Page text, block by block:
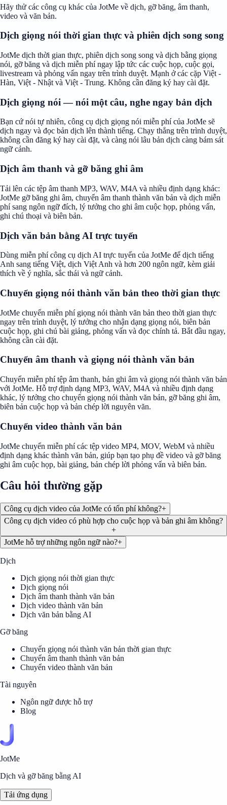
Hãy thử các công cụ khác của JotMe về dịch, gỡ băng, âm thanh,
video và văn bản.
Dịch giọng nói thời gian thực và phiên dịch song song
JotMe dịch thời gian thực, phiên dịch song song và dịch bằng giọng
nói, gỡ băng và dịch miễn phí ngay lập tức các cuộc họp, cuộc gọi,
livestream và phỏng vấn ngay trên trình duyệt. Mạnh ở các cặp Việt -
Hàn, Việt - Nhật và Việt - Trung. Không cần đăng ký hay cài đặt.
Dịch giọng nói — nói một câu, nghe ngay bản dịch
Bạn cứ nói tự nhiên, công cụ dịch giọng nói miễn phí của JotMe sẽ
dịch ngay và đọc bản dịch lên thành tiếng. Chạy thẳng trên trình duyệt,
không cần đăng ký hay cài đặt, và càng nói lâu bản dịch càng bám sát
ngữ cảnh.
Dịch âm thanh và gỡ băng ghi âm
Tải lên các tệp âm thanh MP3, WAV, M4A và nhiều định dạng khác:
JotMe gỡ băng ghi âm, chuyển âm thanh thành văn bản và dịch miễn
phí sang ngôn ngữ đích, lý tưởng cho ghi âm cuộc họp, phỏng vấn,
ghi chú thoại và biên bản.
Dịch văn bản bằng AI trực tuyến
Dùng miễn phí công cụ dịch AI trực tuyến của JotMe để dịch tiếng
Anh sang tiếng Việt, dịch Việt Anh và hơn 200 ngôn ngữ, kèm giải
thích về ý nghĩa, sắc thái và ngữ cảnh.
Chuyển giọng nói thành văn bản theo thời gian thực
JotMe chuyển miễn phí giọng nói thành văn bản theo thời gian thực
ngay trên trình duyệt, lý tưởng cho nhận dạng giọng nói, biên bản
cuộc họp, ghi chú bài giảng, phỏng vấn và đọc chính tả. Bắt đầu ngay,
không cần cài đặt.
Chuyển âm thanh và giọng nói thành văn bản
Chuyển miễn phí tệp âm thanh, bản ghi âm và giọng nói thành văn bản
với JotMe. Hỗ trợ định dạng MP3, WAV, M4A và nhiều định dạng
khác, lý tưởng cho chuyển giọng nói thành văn bản, gỡ băng ghi âm,
biên bản cuộc họp và bản chép lời nguyên văn.
Chuyển video thành văn bản
JotMe chuyển miễn phí các tệp video MP4, MOV, WebM và nhiều
định dạng khác thành văn bản, giúp bạn tạo phụ đề video và gỡ băng
ghi âm cuộc họp, bài giảng, bản chép lời phỏng vấn và biên bản.
Câu hỏi thường gặp
Công cụ dịch video của JotMe có tốn phí không?+
Công cụ dịch video có phù hợp cho cuộc họp và bản ghi âm không?
+
JotMe hỗ trợ những ngôn ngữ nào?+
Dịch
Dịch giọng nói thời gian thực
Dịch giọng nói
Dịch âm thanh thành văn bản
Dịch video thành văn bản
Dịch văn bản bằng AI
Gỡ băng
Chuyển giọng nói thành văn bản thời gian thực
Chuyển âm thanh thành văn bản
Chuyển video thành văn bản
Tài nguyên
Ngôn ngữ được hỗ trợ
Blog
JotMe
Dịch và gỡ băng bằng AI
Tải ứng dụng